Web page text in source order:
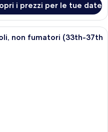
i prezzi per le tue date
Una camera d'albergo con due letti,
non fumatori (33th-37th